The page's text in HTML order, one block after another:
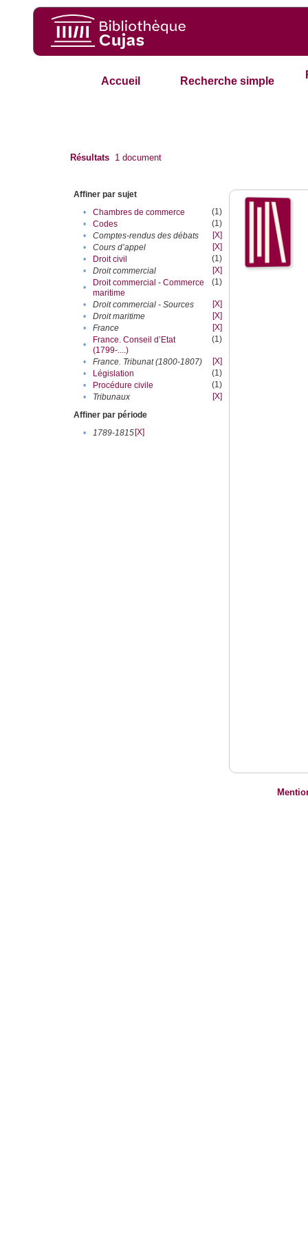
Accueil Recherche simple
Résultats 1 document
Affiner par sujet
•
Chambres de commerce
(1)
•
Codes
(1)
•
Comptes-rendus des débats
[X]
•
Cours d’appel
[X]
•
Droit civil
(1)
•
Droit commercial
[X]
•
Droit commercial - Commerce
maritime
(1)
• Droit commercial - Sources
[X]
•
Droit maritime
[X]
•
France
[X]
•
France. Conseil d’Etat
(1799-....)
(1)
• France. Tribunat (1800-1807)
[X]
•
Législation
(1)
•
Procédure civile
(1)
•
Tribunaux
[X]
Affiner par période
•
1789-1815[X]